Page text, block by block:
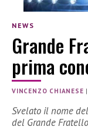
NEWS
Grande
prima
VINCENZO CHIANESE |
Svelato il nome
del Grande